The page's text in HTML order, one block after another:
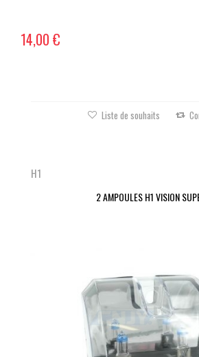
14,00 €
Liste de souhaits
H1
2 AMPOULES H1 VISION